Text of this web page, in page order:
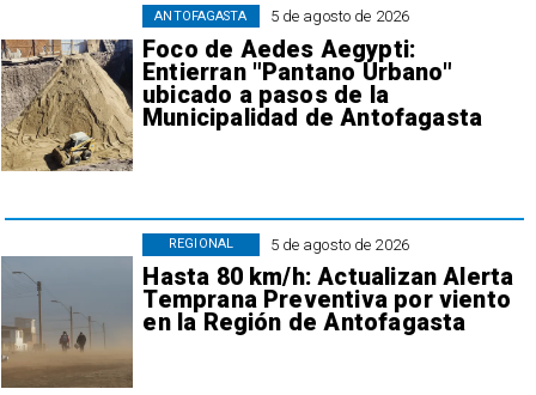
5 de agosto de 2026
Foco de Aedes Aegypti:
Entierran "Pantano Urbano"
ubicado a pasos de la
Municipalidad de Antofagasta
ANTOFAGASTA
5 de agosto de 2026
Hasta 80 km/h: Actualizan Alerta
Temprana Preventiva por viento
en la Región de Antofagasta
REGIONAL